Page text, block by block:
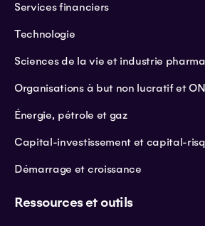
Services financiers
Technologie
Sciences de la vie et industrie
Organisations à but non lucratif et
Énergie, pétrole et gaz
Capital-investissement et capital-
Démarrage et croissance
Ressources et outils